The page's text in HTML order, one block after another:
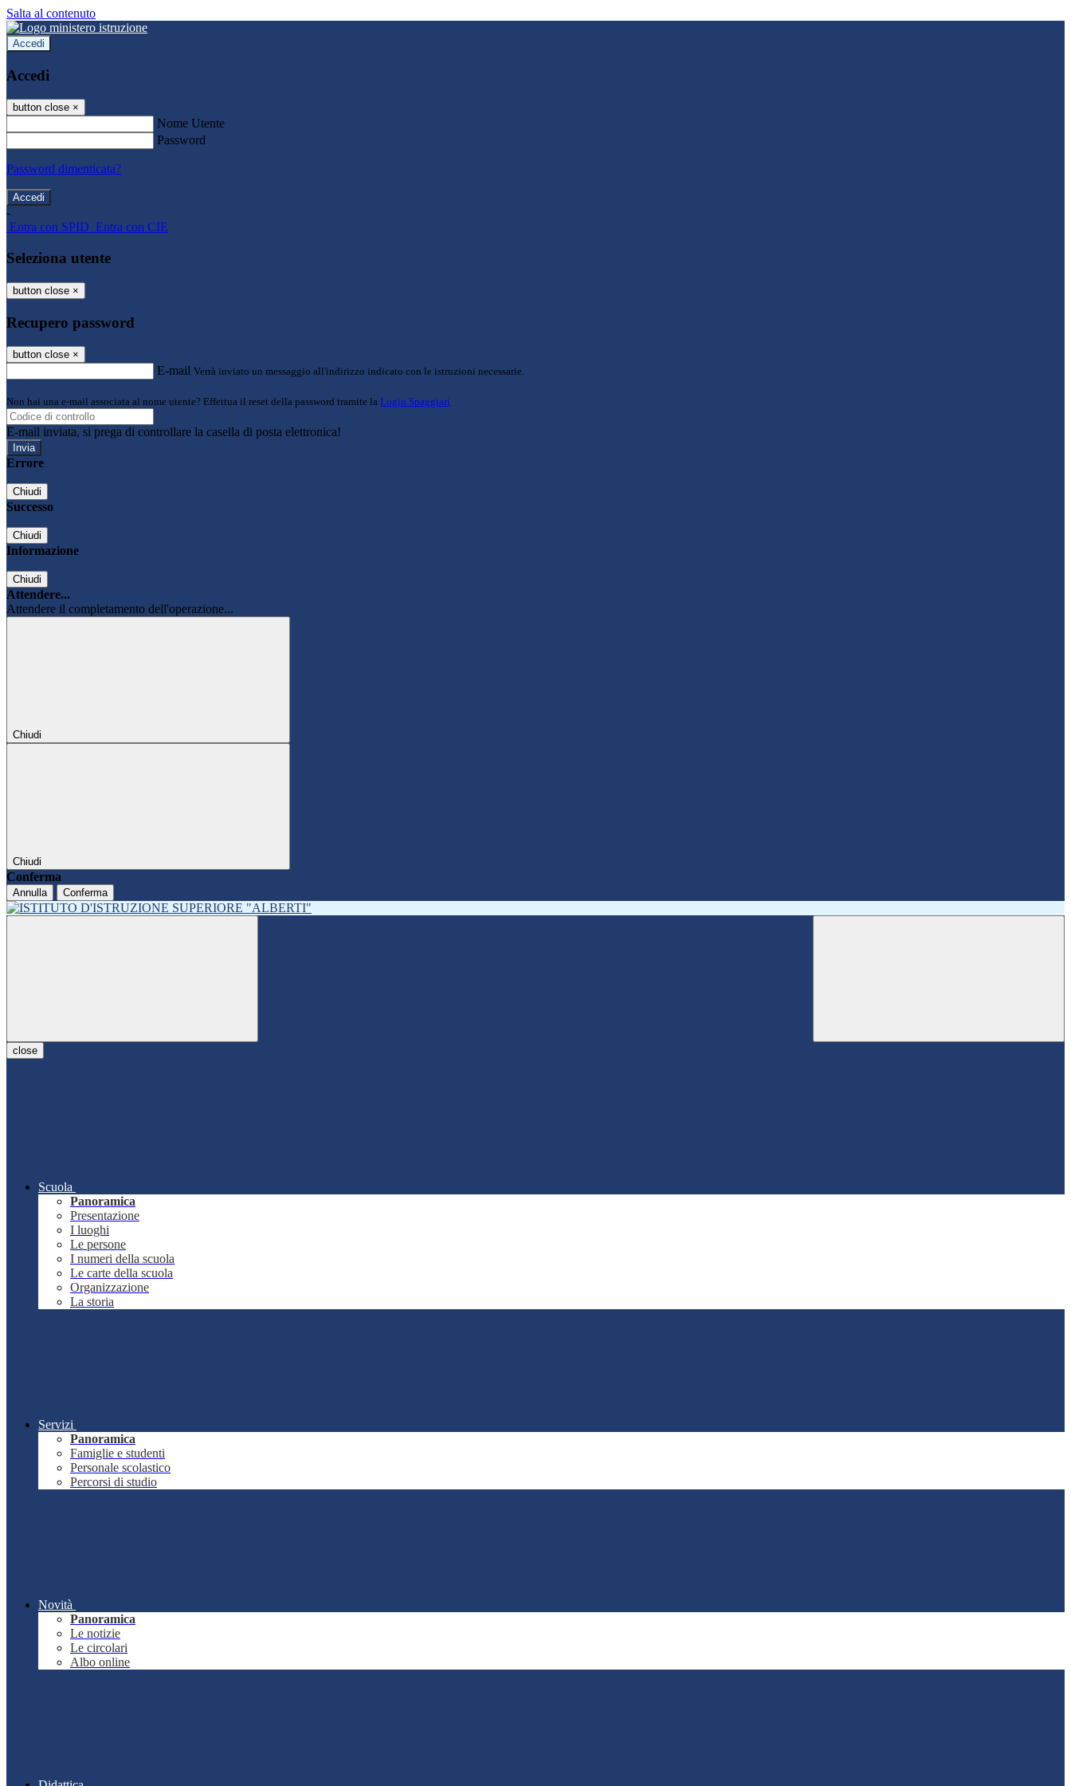
Salta al contenuto
Accedi
Accedi
button close ×
Nome Utente
Password
Password dimenticata?
-
Entra con SPID Entra con CIE
Seleziona utente
button close ×
Recupero password
button close ×
E-mail Verrà inviato un messaggio all'indirizzo indicato con le istruzioni necessarie.
Non hai una e-mail associata al nome utente? Effettua il reset della password tramite la Login Spaggiari
E-mail inviata, si prega di controllare la casella di posta elettronica!
Errore
Chiudi
Successo
Chiudi
Informazione
Chiudi
Attendere...
Attendere il completamento dell'operazione...
Chiudi
Chiudi
Conferma
Annulla Conferma
close
Scuola
Panoramica
Presentazione
I luoghi
Le persone
I numeri della scuola
Le carte della scuola
Organizzazione
La storia
Servizi
Panoramica
Famiglie e studenti
Personale scolastico
Percorsi di studio
Novità
Panoramica
Le notizie
Le circolari
Albo online